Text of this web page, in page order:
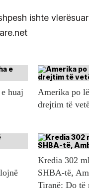
ishte
huaj
Amerika po
drejtim të
Kredia 302
SHBA-të,
Tiranë: Do të